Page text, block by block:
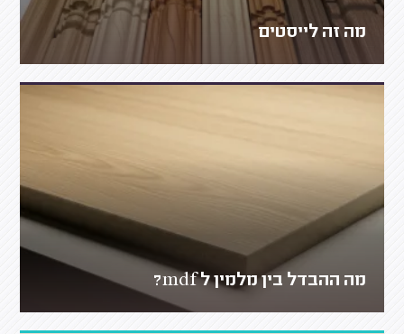
מה זה לייסטים
מה ההבדל בין מלמין ל mdf?